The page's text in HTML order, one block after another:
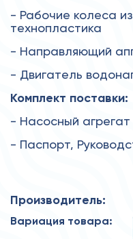
- Рабочие колеса
технопластика
- Направляющий
- Двигатель
Комплект поставки:
- Насосный агрегат
- Паспорт,
Производитель:
Вариация товара: